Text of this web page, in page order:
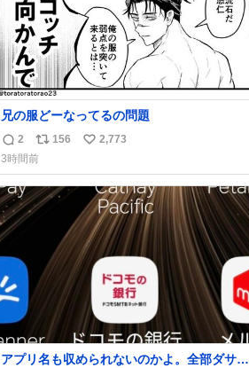
兄の服どーなってるの問題
返
信
数
2
リ
ポ
ス
ト
156
い
ね
数
2,773
3時間前
アプリ名も収められないのかよ。全部ダサく